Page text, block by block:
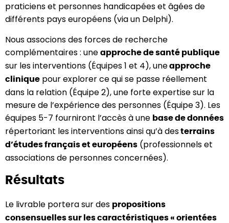
praticiens et personnes handicapées et âgées de
différents pays européens (via un Delphi).
Nous associons des forces de recherche
complémentaires : une approche de santé publique
sur les interventions (Équipes 1 et 4), uneapproche
clinique pour explorer ce qui se passe réellement
dans la relation (Équipe 2), une forte expertise sur la
mesure de l’expérience des personnes (Équipe 3). Les
équipes 5-7 fourniront l’accès à une base de données
répertoriant les interventions ainsi qu’à desterrains
d’études français et européens (professionnels et
associations de personnes concernées).
Résultats
Le livrable portera sur des propositions
consensuelles sur les caractéristiques « orientées